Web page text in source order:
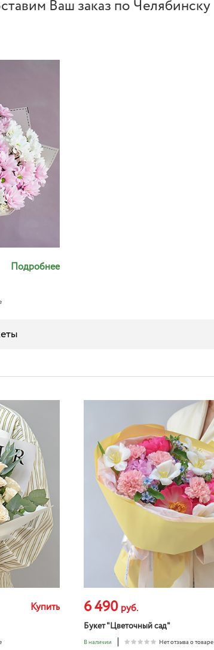
Ваш заказ по Челябинску
и
Подробнее
Купить 6 490 руб.
Букет "Цветочный сад"
В наличии Нет отзыва о товаре